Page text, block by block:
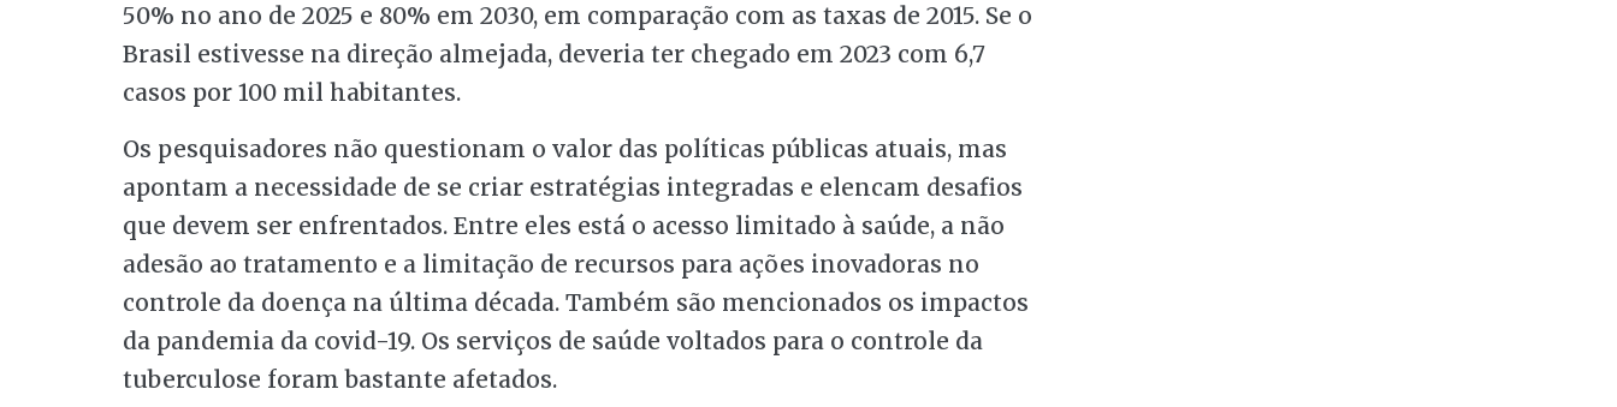
50% no ano de 2025 e 80% em 2030, em comparação com as taxas de 2015. Se o
Brasil estivesse na direção almejada, deveria ter chegado em 2023 com 6,7
casos por 100 mil habitantes.
Os pesquisadores não questionam o valor das políticas públicas atuais, mas
apontam a necessidade de se criar estratégias integradas e elencam desafios
que devem ser enfrentados. Entre eles está o acesso limitado à saúde, a não
adesão ao tratamento e a limitação de recursos para ações inovadoras no
controle da doença na última década. Também são mencionados os impactos
da pandemia da covid-19. Os serviços de saúde voltados para o controle da
tuberculose foram bastante afetados.